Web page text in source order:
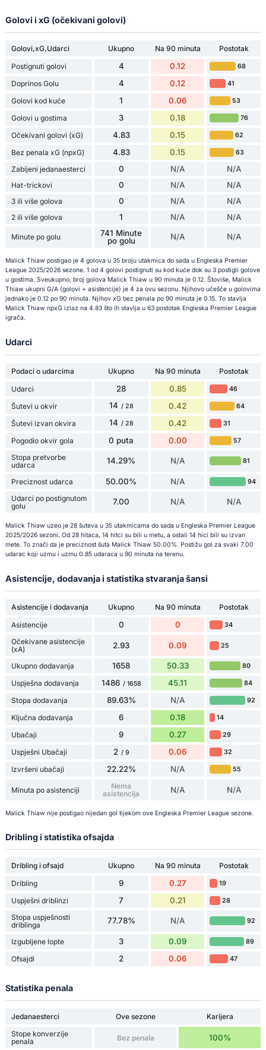
Golovi i xG (očekivani golovi)
Golovi,xG,Udarci Ukupno Na 90 minuta
Postotak
Postignuti golovi
4 0.12 68
Doprinos Golu 4 0.12 41
Golovi kod kuće 1 0.06 53
Golovi u gostima 3 0.18 76
Očekivani golovi (xG) 4.83 0.15 62
Bez penala xG (npxG) 4.83 0.15 63
Zabijeni jedanaesterci 0 N/A N/A
Hat-trickovi 0 N/A N/A
3 ili više golova 0 N/A N/A
2 ili više golova 1 N/A N/A
Minute po golu
741 Minute
po golu
N/A N/A
Malick Thiaw postigao je 4 golova u 35 broju utakmica do sada u Engleska Premier
League 2025/2026 sezone. 1 od 4 golovi postignuti su kod kuće dok su 3 postigli golove
u gostima. Sveukupno, broj golova Malick Thiaw u 90 minuta je 0.12. Štoviše, Malick
Thiaw ukupni G/A (golovi + asistencije) je 4 za ovu sezonu. Njihovo učešće u golovima
jednako je 0.12 po 90 minuta. Njihov xG bez penala po 90 minuta je 0.15. To stavlja
Malick Thiaw npxG izlaz na 4.83 što ih stavlja u 63 postotak Engleska Premier League
igrača.
Udarci
Podaci o udarcima Ukupno Na 90 minuta
Postotak
Udarci
28 0.85 46
Šutevi u okvir 14 / 28 0.42 64
Šutevi izvan okvira 14 / 28 0.42 31
Pogodio okvir gola 0 puta 0.00 57
Stopa pretvorbe
udarca
14.29% N/A 81
Preciznost udarca 50.00% N/A 94
Udarci po postignutom
golu
7.00 N/A N/A
Malick Thiaw uzeo je 28 šuteva u 35 utakmicama do sada u Engleska Premier League
2025/2026 sezoni. Od 28 hitaca, 14 hitci su bili u metu, a ostali 14 hici bili su izvan
mete. To znači da je preciznost šuta Malick Thiaw 50.00%. Postižu gol za svaki 7.00
udarac koji uzmu i uzmu 0.85 udaraca u 90 minuta na terenu.
Asistencije, dodavanja i statistika stvaranja šansi
Asistencije i dodavanja Ukupno Na 90 minuta
Postotak
Asistencije
0 0 34
Očekivane asistencije
(xA)
2.93 0.09 25
Ukupno dodavanja 1658 50.33 80
Uspješna dodavanja 1486 / 1658 45.11 84
Stopa dodavanja 89.63% N/A 92
Ključna dodavanja 6 0.18 14
Ubačaji 9 0.27 29
Uspješni Ubačaji 2 / 9 0.06 32
Izvršeni ubačaji 22.22% N/A 55
Minuta po asistenciji
Nema
asistencija
N/A N/A
Malick Thiaw nije postigao nijedan gol tijekom ove Engleska Premier League sezone.
Dribling i statistika ofsajda
Dribling i ofsajd Ukupno Na 90 minuta
Postotak
Dribling
9 0.27 19
Uspješni driblinzi 7 0.21 28
Stopa uspješnosti
driblinga
77.78% N/A 92
Izgubljene lopte 3 0.09 89
Ofsajdi 2 0.06 47
Statistika penala
Jedanaesterci Ove sezone
Karijera
Stope konverzije
penala
Bez penala 100%